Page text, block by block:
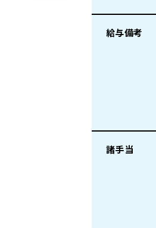
給与備考
諸手当